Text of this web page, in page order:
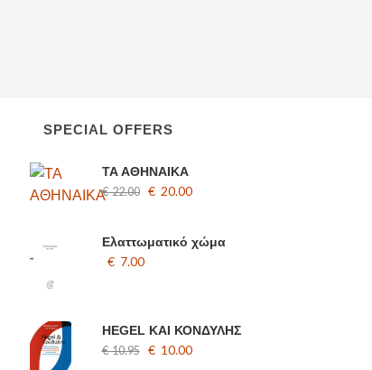
SPECIAL OFFERS
ΤΑ ΑΘΗΝΑΙΚΑ
€ 22.00 € 20.00
Ελαττωματικό χώμα
€ 7.00
HEGEL ΚΑΙ ΚΟΝΔΥΛΗΣ
€ 10.95 € 10.00